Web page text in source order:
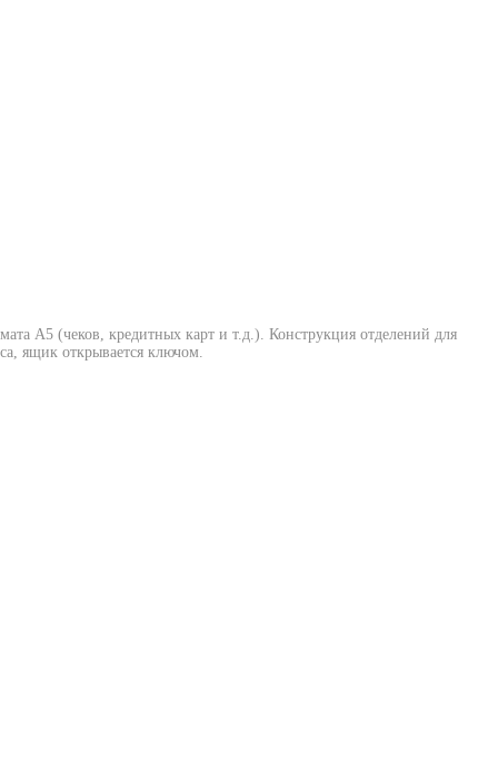
А5 (чеков, кредитных карт и т.д.). Конструкция отделений для
ящик открывается ключом.